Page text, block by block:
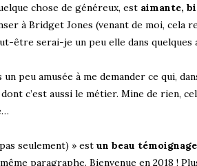
chose de généreux, est aimante,
à Bridget Jones (venant de moi, cela
être serai-je un peu elle dans quelques
peu amusée à me demander ce qui,
dont c’est aussi le métier. Mine de rien,
seulement) » est un beau
paragraphe. Bienvenue en 2018 !